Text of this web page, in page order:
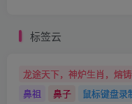
标签云
龙途天下，神炉生肖，熔
鼻祖
鼻子
鼠标键盘录